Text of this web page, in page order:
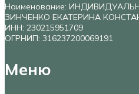
Наименование:
ЗИНЧЕНКО ЕКАТЕРИНА
ИНН: 230215951709
ОГРНИП: 316237200069191
Меню